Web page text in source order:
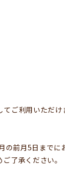
ご利用いただけ
前月5日までに
了承ください。